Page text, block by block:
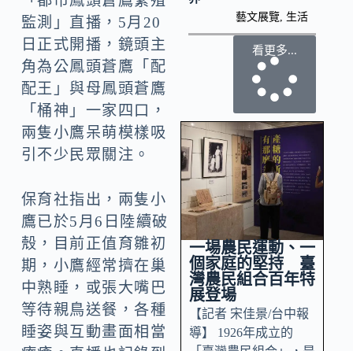
監測」直播，5月20
日正式開播，鏡頭主
角為公鳳頭蒼鷹「配
配王」與母鳳頭蒼鷹
「桶神」一家四口，
兩隻小鷹呆萌模樣吸
引不少民眾關注。
保育社指出，兩隻小
鷹已於5月6日陸續破
殼，目前正值育雛初
期，小鷹經常擠在巢
中熟睡，或張大嘴巴
等待親鳥送餐，各種
睡姿與互動畫面相當
藝文展覽 生活
看更多...
一場農民運動、一
個家庭的堅持 臺
灣農民組合百年特
展登場
【記者 宋佳景/台中報
導】 1926年成立的